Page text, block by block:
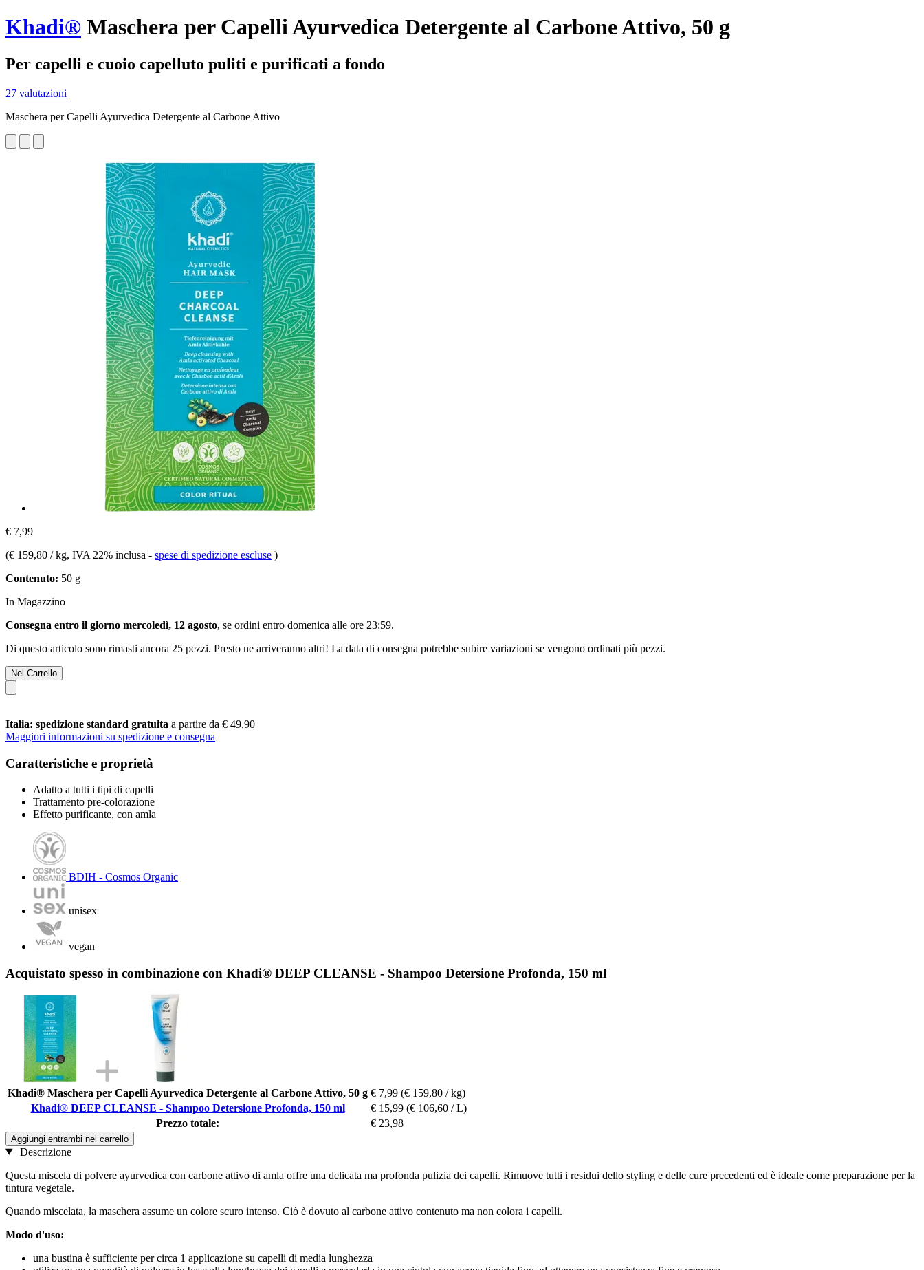
Khadi® Maschera per Capelli Ayurvedica Detergente al Carbone Attivo, 50 g
Per capelli e cuoio capelluto puliti e purificati a fondo
27 valutazioni
Maschera per Capelli Ayurvedica Detergente al Carbone Attivo
€ 7,99
(€ 159,80 / kg, IVA 22% inclusa - spese di spedizione escluse )
Contenuto: 50 g
In Magazzino
Consegna entro il giorno mercoledì, 12 agosto, se ordini entro domenica alle ore 23:59.
Di questo articolo sono rimasti ancora 25 pezzi. Presto ne arriveranno altri! La data di consegna potrebbe subire variazioni se vengono ordinati più pezzi.
Nel Carrello
Italia: spedizione standard gratuita a partire da € 49,90
Maggiori informazioni su spedizione e consegna
Caratteristiche e proprietà
Adatto a tutti i tipi di capelli
Trattamento pre-colorazione
Effetto purificante, con amla
BDIH - Cosmos Organic
unisex
vegan
Acquistato spesso in combinazione con Khadi® DEEP CLEANSE - Shampoo Detersione Profonda, 150 ml
Khadi® Maschera per Capelli Ayurvedica Detergente al Carbone Attivo, 50 g € 7,99 (€ 159,80 / kg)
Khadi® DEEP CLEANSE - Shampoo Detersione Profonda, 150 ml
€ 15,99 (€ 106,60 / L)
Prezzo totale:
€ 23,98
Aggiungi entrambi nel carrello
Descrizione
Questa miscela di polvere ayurvedica con carbone attivo di amla offre una delicata ma profonda pulizia dei capelli. Rimuove tutti i residui dello styling e delle cure precedenti ed è ideale come preparazione per la
tintura vegetale.
Quando miscelata, la maschera assume un colore scuro intenso. Ciò è dovuto al carbone attivo contenuto ma non colora i capelli.
Modo d'uso:
una bustina è sufficiente per circa 1 applicazione su capelli di media lunghezza